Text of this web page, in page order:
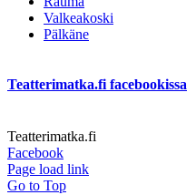
Valkeakoski
Pälkäne
Teatterimatka.fi facebookissa
Teatterimatka.fi
Facebook
Page load link
Go to Top